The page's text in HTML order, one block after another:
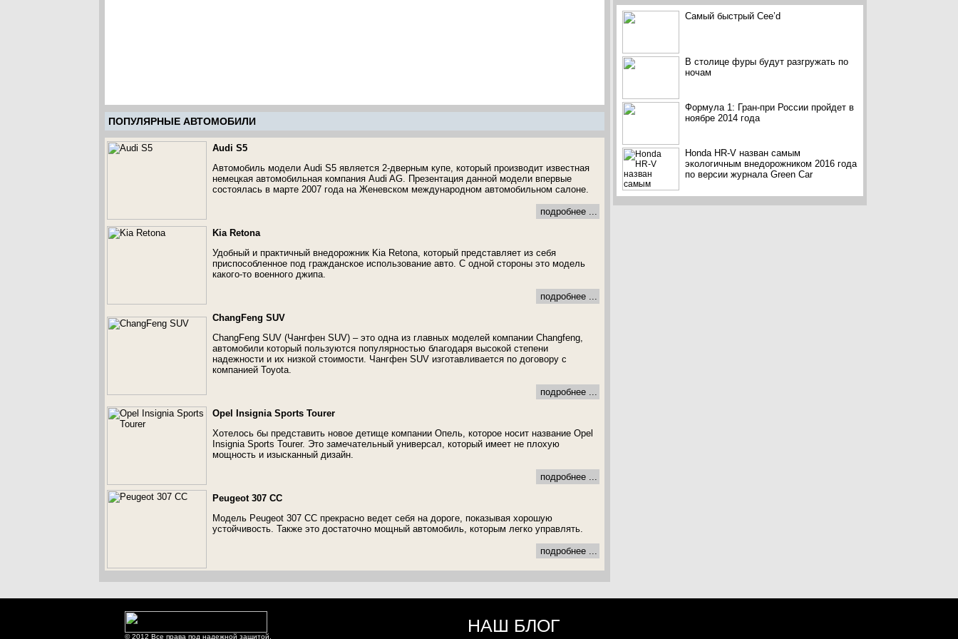
ПОПУЛЯРНЫЕ АВТОМОБИЛИ
Audi S5
Автомобиль модели Audi S5 является 2-дверным купе, который производит известная
немецкая автомобильная компания Audi AG. Презентация данной модели впервые
состоялась в марте 2007 года на Женевском международном автомобильном салоне.
подробнее ...
Kia Retona
Удобный и практичный внедорожник Kia Retona, который представляет из себя
приспособленное под гражданское использование авто. С одной стороны это модель
какого-то военного джипа.
подробнее ...
ChangFeng SUV
ChangFeng SUV (Чангфен SUV) – это одна из главных моделей компании Changfeng,
автомобили который пользуются популярностью благодаря высокой степени
надежности и их низкой стоимости. Чангфен SUV изготавливается по договору с
компанией Toyota.
подробнее ...
Opel Insignia Sports Tourer
Хотелось бы представить новое детище компании Опель, которое носит название Opel
Insignia Sports Tourer. Это замечательный универсал, который имеет не плохую
мощность и изысканный дизайн.
подробнее ...
Peugeot 307 CC
Модель Peugeot 307 CC прекрасно ведет себя на дороге, показывая хорошую
устойчивость. Также это достаточно мощный автомобиль, которым легко управлять.
подробнее ...
Самый быстрый Cee’d
В столице фуры будут разгружать по
ночам
Формула 1: Гран-при России пройдет в
ноябре 2014 года
Honda HR-V назван самым
экологичным внедорожником 2016 года
по версии журнала Green Car
© 2012 Все права под надежной защитой.
НАШ БЛОГ